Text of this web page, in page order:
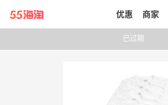
带你去官网买正品
优惠 商家
已过期